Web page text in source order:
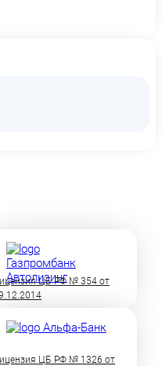
ЦБ РФ № 354 от
ЦБ РФ № 1326 от